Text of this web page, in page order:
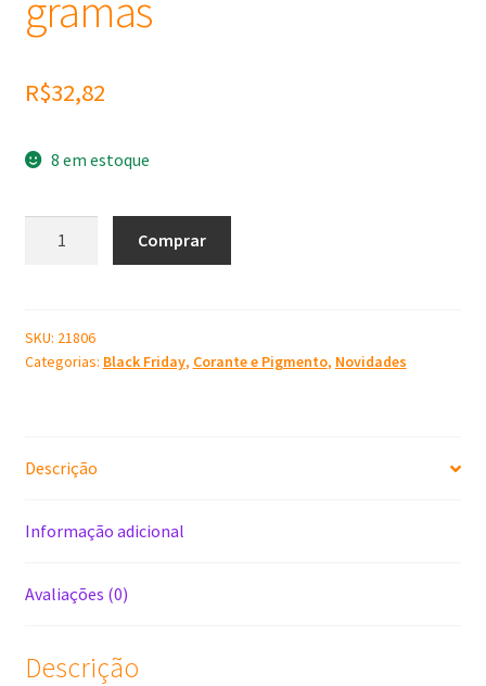
R$32,82
8 em estoque
50
gramas
Comprar
SKU: 21806
Categorias: Black Friday, Corante e Pigmento, Novidades
Descrição
Informação adicional
Avaliações (0)
Descrição